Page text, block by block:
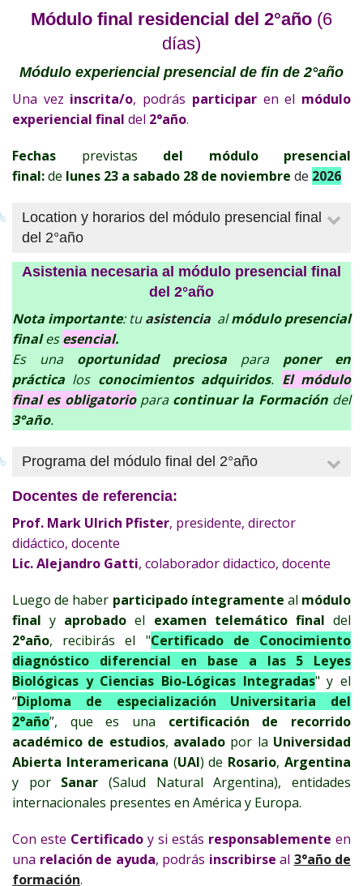
Módulo final residencial del 2°año (6
días)
Módulo experiencial presencial de fin de 2°año
Una vez inscrita/o, podrás participar en el módulo
experiencial final del 2°año.
Fechas previstas del módulo presencial
final:de lunes 23 a sabado 28 de noviembre de 2026
Location y horarios del módulo presencial final
del 2°año
Locacion:
módulo presencial finalse realizerà en la
Rosario,Argentina,
Horarios del módulo residencial final de 6 días:
delunesaviernes: 09:30(precisas)- 13'00y15'00 -
18'00/18:30
Asistenia necesaria al módulo presencial final
del 2°año
Nota importante: tuasistencia almódulo presencial
finales esencial.
Es una oportunidad preciosa para poner en
práctica los conocimientos adquiridos. El módulo
final es obligatoriopara continuar la Formación del
3°año.
Programa del módulo final del 2°año
Aplicación práctico-experimental
Ejercicios simulados terapeuta-cliente
simulados terapeuta-cliente
Docentes de referencia:
Prof. Mark Ulrich Pfister, presidente, director
didáctico, docente
Lic. Alejandro Gatti, colaborador didactico, docente
Luego de haber participado íntegramente al módulo
finaly aprobadoel examen telemático finaldel
2°año, recibirás el "Certificado de Conocimiento
diagnóstico diferencial en base a las 5 Leyes
Biológicas y Ciencias Bio-Lógicas Integradas" y el
“Diploma de especialización Universitaria del
2°año”, que es una certificación de recorrido
académico de estudios, avalado por la Universidad
Abierta Interamericana (UAI) de Rosario,Argentina
y por Sanar (Salud Natural Argentina), entidades
internacionales presentes en América y Europa.
Con este Certificado y si estás responsablemente en
una relación de ayuda, podrás inscribirse al 3°año de
formación.